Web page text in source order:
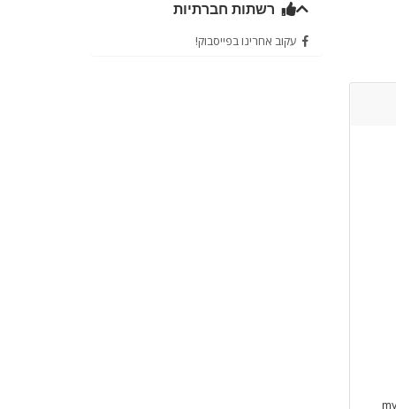
רשתות חברתיות
עקוב אחרינו בפייסבוק!